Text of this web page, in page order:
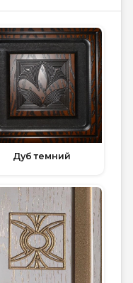
Дуб темний